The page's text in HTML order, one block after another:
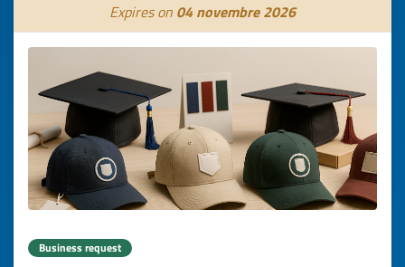
Expires on 04 novembre 2026
Business request